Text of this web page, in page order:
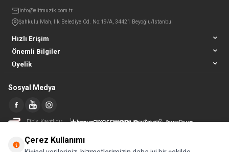
Hızlı Erişim
Önemli Bilgiler
Üyelik
info@elitmuzik.com.tr
Şahkulu Mah, İlk Belediye Cd. No:19/A, 34421 Beyoğlu/İstanbul
Sosyal Medya
Etbis Kayıtlıdır
Çerez Kullanımı